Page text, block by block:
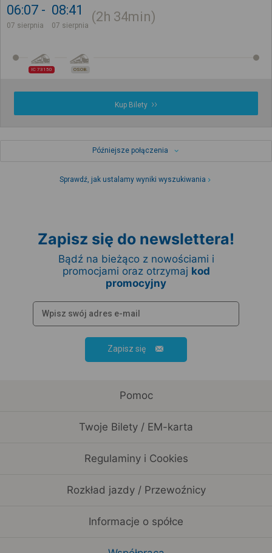
06:07
07 sierpnia
08:41
07 sierpnia
2h 34min
IC 73150 OSOB.
Kup Bilety
Późniejsze połączenia
Sprawdź, jak ustalamy wyniki wyszukiwania
Zapisz się do newslettera!
Bądź na bieżąco z nowościami i
promocjami oraz otrzymaj kod
promocyjny
Zapisz się
Pomoc
Twoje Bilety / EM-karta
Regulaminy i Cookies
Rozkład jazdy / Przewoźnicy
Informacje o spółce